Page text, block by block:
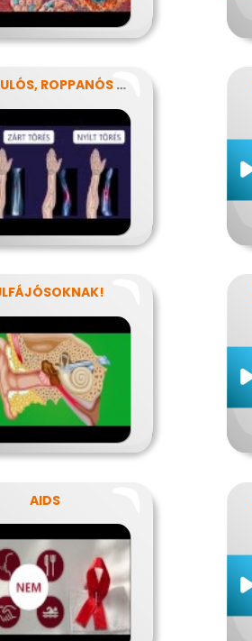
RÁNDULÓS, ROPPANÓS BALESETEK
AIDS